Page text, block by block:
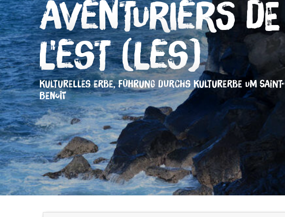
Aventuriers de
l'Est (Les)
KULTURELLES ERBE,FÜHRUNG DURCHS KULTURERBE UM SAINT-
BENOÎT